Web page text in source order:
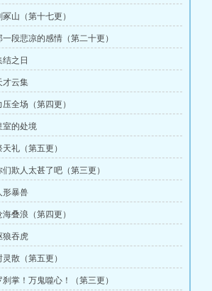
山（第十七更）
一段悲凉的感情（第二十更）
结之日
才云集
全场（第四更）
室的处境
礼（第五更）
们欺人太甚了吧（第三更）
形暴兽
叠浪（第四更）
狼吞虎
散（第五更）
刹掌！万鬼噬心！（第三更）